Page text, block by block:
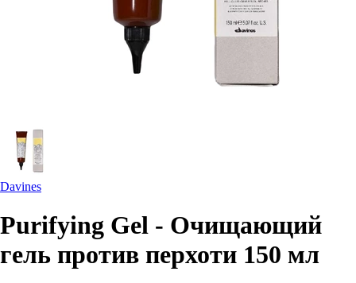
Davines
Purifying Gel - Очищающий
гель против перхоти 150 мл